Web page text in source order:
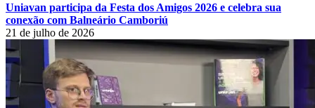
Uniavan participa da Festa dos Amigos 2026 e celebra sua
conexão com Balneário Camboriú
21 de julho de 2026